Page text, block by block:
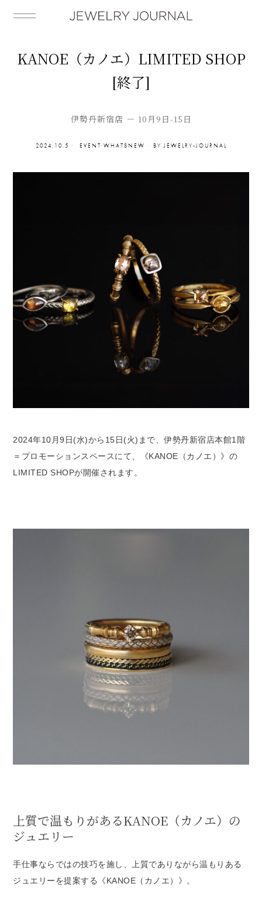
KANOE（カノエ）LIMITED SHOP
[終了]
伊勢丹新宿店 － 10月9日-15日
2024.10.5 EVENT·WHATSNEW BY JEWELRY-JOURNAL
2024年10月9日(水)から15日(火)まで、伊勢丹新宿店本館1階
＝プロモーションスペースにて、《KANOE（カノエ）》の
LIMITED SHOPが開催されます。
上質で温もりがあるKANOE（カノエ）の
ジュエリー
手仕事ならではの技巧を施し、上質でありながら温もりある
ジュエリーを提案する《KANOE（カノエ）》。